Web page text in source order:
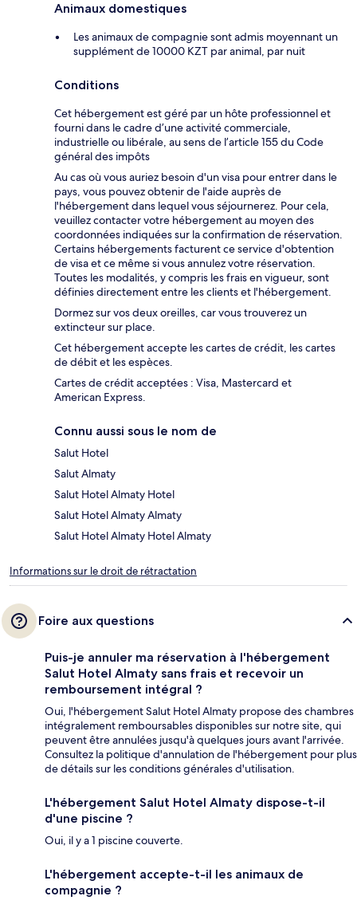
Animaux domestiques
Les animaux de compagnie sont admis moyennant un
supplément de 10000 KZT par animal, par nuit
Conditions
Cet hébergement est géré par un hôte professionnel et
fourni dans le cadre d’une activité commerciale,
industrielle ou libérale, au sens de l’article 155 du Code
général des impôts
Au cas où vous auriez besoin d'un visa pour entrer dans le
pays, vous pouvez obtenir de l'aide auprès de
l'hébergement dans lequel vous séjournerez. Pour cela,
veuillez contacter votre hébergement au moyen des
coordonnées indiquées sur la confirmation de réservation.
Certains hébergements facturent ce service d'obtention
de visa et ce même si vous annulez votre réservation.
Toutes les modalités, y compris les frais en vigueur, sont
définies directement entre les clients et l'hébergement.
Dormez sur vos deux oreilles, car vous trouverez un
extincteur sur place.
Cet hébergement accepte les cartes de crédit, les cartes
de débit et les espèces.
Cartes de crédit acceptées : Visa, Mastercard et
American Express.
Connu aussi sous le nom de
Salut Hotel
Salut Almaty
Salut Hotel Almaty Hotel
Salut Hotel Almaty Almaty
Salut Hotel Almaty Hotel Almaty
Informations sur le droit de rétractation
Foire aux questions
Puis-je annuler ma réservation à l'hébergement
Salut Hotel Almaty sans frais et recevoir un
remboursement intégral ?
Oui, l'hébergement Salut Hotel Almaty propose des chambres
intégralement remboursables disponibles sur notre site, qui
peuvent être annulées jusqu'à quelques jours avant l'arrivée.
Consultez la politique d'annulation de l'hébergement pour plus
de détails sur les conditions générales d'utilisation.
L'hébergement Salut Hotel Almaty dispose-t-il
d'une piscine ?
Oui, il y a 1 piscine couverte.
L'hébergement accepte-t-il les animaux de
compagnie ?